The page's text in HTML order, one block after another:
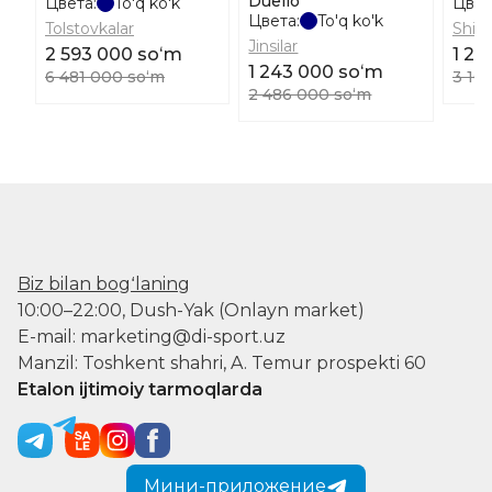
Tolstovkalar
2 593 000 soʻm
6 481 000 soʻm
Цвета:
To'q ko'k
Jinsilar
1 243 000 soʻm
2 486 000 soʻm
1
3
Biz bilan bogʻlaning
10:00–22:00, Dush-Yak (Onlayn market)
E-mail: marketing@di-sport.uz
Manzil: Toshkent shahri, A. Temur prospekti 60
Etalon ijtimoiy tarmoqlarda
Мини-приложение